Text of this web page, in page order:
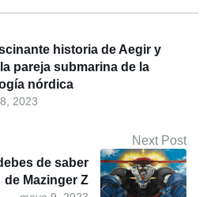
2023
historia de Aegir y
la pareja submarina de la
nórdica
Next Post
de saber
de Mazinger Z